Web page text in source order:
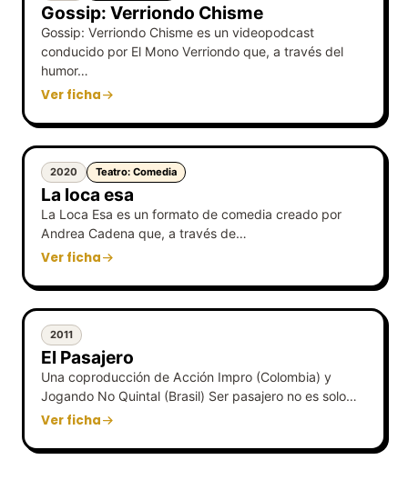
Gossip: Verriondo Chisme
Gossip: Verriondo Chisme es un videopodcast
conducido por El Mono Verriondo que, a través del
humor…
Ver ficha
2020 Teatro: Comedia
La loca esa
La Loca Esa es un formato de comedia creado por
Andrea Cadena que, a través de…
Ver ficha
2011
El Pasajero
Una coproducción de Acción Impro (Colombia) y
Jogando No Quintal (Brasil) Ser pasajero no es solo…
Ver ficha